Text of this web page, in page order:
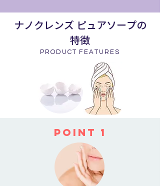
ナノクレンズ ピュアソープの
特徴
PRODUCT FEATURES
POINT 1